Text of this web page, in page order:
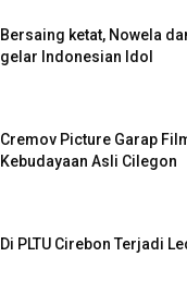
Bersaing ketat, Nowela
gelar Indonesian Idol
Cremov Picture Garap
Kebudayaan Asli Cilegon
Di PLTU Cirebon Terjadi